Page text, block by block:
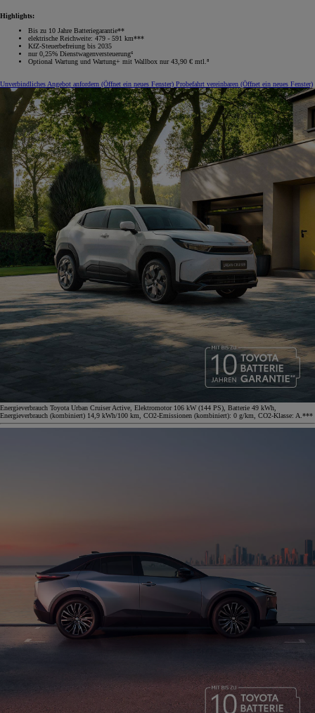
Highlights:
Bis zu 10 Jahre Batteriegarantie**
elektrische Reichweite: 479 - 591 km***
KfZ-Steuerbefreiung bis 2035
nur 0,25% Dienstwagenversteuerung⁶
Optional Wartung und Wartung+ mit Wallbox nur 43,90 € mtl.⁸
Unverbindliches Angebot anfordern (Öffnet ein neues Fenster) Probefahrt vereinbaren (Öffnet ein neues Fenster)
Energieverbrauch Toyota Urban Cruiser Active, Elektromotor 106 kW (144 PS), Batterie 49 kWh,
Energieverbrauch (kombiniert) 14,9 kWh/100 km, CO2-Emissionen (kombiniert): 0 g/km, CO2-Klasse: A.***